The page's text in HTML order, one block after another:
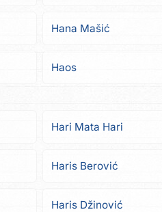
Hana Mašić
Haos
Hari Mata Hari
Haris Berović
Haris Džinović